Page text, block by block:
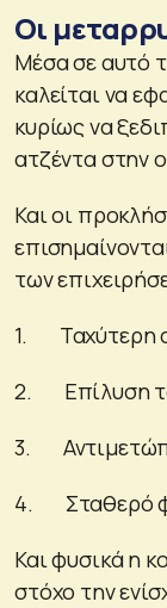
Οι
Μέσα σε αυτό
καλείται να
κυρίως να
ατζέντα στην
Και οι
των
1. Ταχύτερη
2. Επίλυση
3.
4. Σταθερό
Και φυσικά η
στόχο την